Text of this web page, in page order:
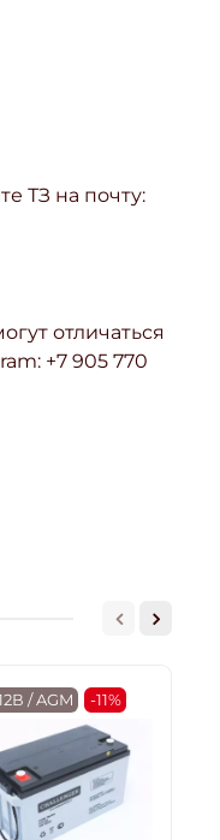
ТЗ на почту:
отличаться
+7 905 770
/ AGM -11%